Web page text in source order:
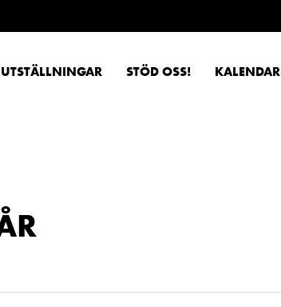
UTSTÄLLNINGAR STÖD OSS!